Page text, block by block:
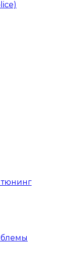
тюнинг